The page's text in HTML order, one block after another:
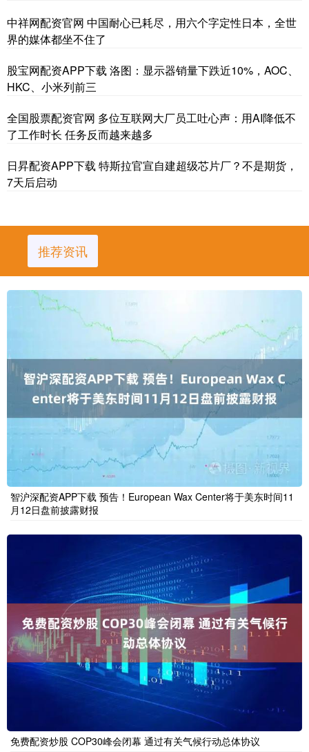
中祥网配资官网 中国耐心已耗尽，用六个字定性日本，全世
界的媒体都坐不住了
股宝网配资APP下载 洛图：显示器销量下跌近10%，AOC、
HKC、小米列前三
全国股票配资官网 多位互联网大厂员工吐心声：用AI降低不
了工作时长 任务反而越来越多
日昇配资APP下载 特斯拉官宣自建超级芯片厂？不是期货，
7天后启动
推荐资讯
智沪深配资APP下载 预告！European Wax Center将于美东时间11
月12日盘前披露财报
免费配资炒股 COP30峰会闭幕 通过有关气候行动总体协议